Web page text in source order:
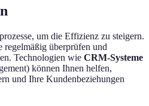
um die Effizienz zu steigern.
regelmäßig überprüfen und
Technologien wie CRM-Systeme
können Ihnen helfen,
und Ihre Kundenbeziehungen